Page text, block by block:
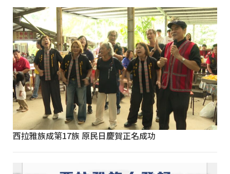
西拉雅族成第17族 原民日慶賀正名成功